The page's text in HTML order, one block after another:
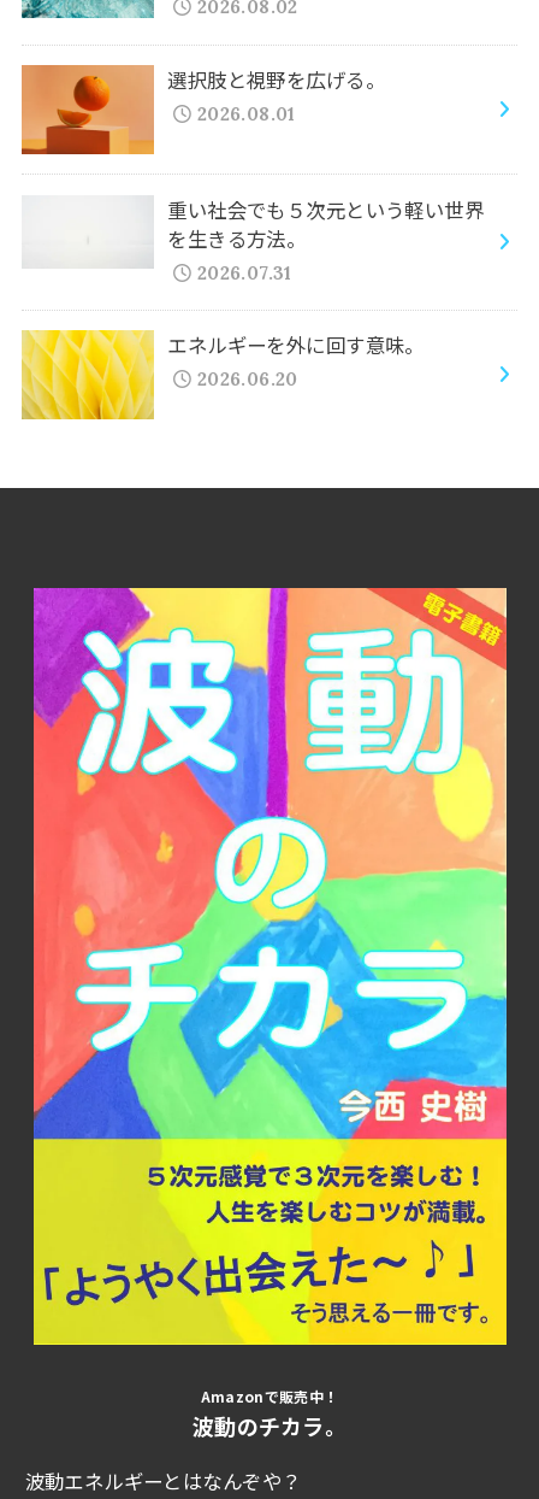
2026.08.02
選択肢と視野を広げる。
2026.08.01
重い社会でも５次元という軽い世界
を生きる方法。
2026.07.31
エネルギーを外に回す意味。
2026.06.20
Amazonで販売中！
波動のチカラ。
波動エネルギーとはなんぞや？